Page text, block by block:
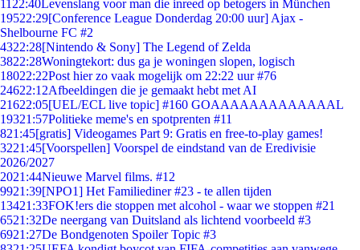
11 22:40Levenslang voor man die inreed op betogers in München
19522:29[Conference League Donderdag 20:00 uur] Ajax -
Shelbourne FC #2
4322:28[Nintendo & Sony] The Legend of Zelda
3822:28Woningtekort: dus ga je woningen slopen, logisch
18022:22Post hier zo vaak mogelijk om 22:22 uur #76
24622:12Afbeeldingen die je gemaakt hebt met AI
21622:05[UEL/ECL live topic] #160 GOAAAAAAAAAAAAAL
19321:57Politieke meme's en spotprenten #11
821:45[gratis] Videogames Part 9: Gratis en free-to-play games!
3221:45[Voorspellen] Voorspel de eindstand van de Eredivisie
2026/2027
2021:44Nieuwe Marvel films. #12
9921:39[NPO1] Het Familiediner #23 - te allen tijden
13421:33FOK!ers die stoppen met alcohol - waar we stoppen #21
6521:32De neergang van Duitsland als lichtend voorbeeld #3
6921:27De Bondgenoten Spoiler Topic #3